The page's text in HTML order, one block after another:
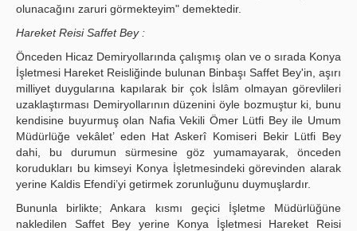
olunacağını zaruri görmekteyim" demektedir.
Hareket Reisi Saffet Bey :
Önceden Hicaz Demiryollarında çalışmış olan ve o sırada Konya
İşletmesi Hareket Reisliğinde bulunan Binbaşı Saffet Bey'in, aşırı
milliyet duygularına kapılarak bir çok İslâm olmayan görevlileri
uzaklaştırması Demiryollarının düzenini öyle bozmuştur ki, bunu
kendisine buyurmuş olan Nafia Vekili Ömer Lütfi Bey ile Umum
Müdürlüğe vekâlet’ eden Hat Askerî Komiseri Bekir Lütfi Bey
dahi, bu durumun sürmesine göz yumamayarak, önceden
korudukları bu kimseyi Konya İşletmesindeki görevinden alarak
yerine Kaldis Efendi’yi getirmek zorunluğunu duymuşlardır.
Bununla birlikte; Ankara kısmı geçici İşletme Müdürlüğüne
nakledilen Saffet Bey yerine Konya İşletmesi Hareket Reisi